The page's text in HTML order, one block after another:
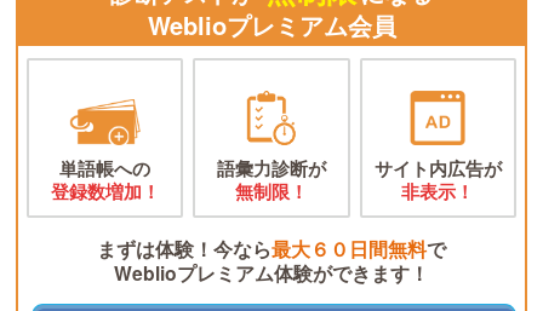
Weblioプレミアム会員
単語帳への
登録数増加！
語彙力診断が
無制限！
サイト内広告が
非表示！
まずは体験！今なら最大６０日間無料で
Weblioプレミアム体験ができます！